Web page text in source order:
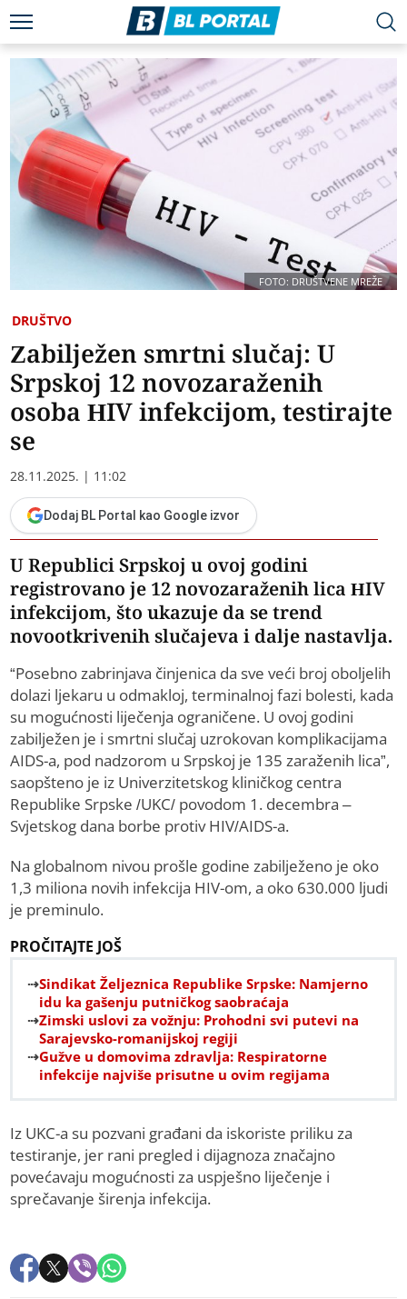
FOTO: DRUŠTVENE MREŽE
DRUŠTVO
Zabilježen smrtni slučaj: U
Srpskoj 12 novozaraženih
osoba HIV infekcijom, testirajte
se
28.11.2025. | 11:02
Dodaj BL Portal kao Google izvor
U Republici Srpskoj u ovoj godini
registrovano je 12 novozaraženih lica HIV
infekcijom, što ukazuje da se trend
novootkrivenih slučajeva i dalje nastavlja.
“Posebno zabrinjava činjenica da sve veći broj oboljelih
dolazi ljekaru u odmakloj, terminalnoj fazi bolesti, kada
su mogućnosti liječenja ograničene. U ovoj godini
zabilježen je i smrtni slučaj uzrokovan komplikacijama
AIDS-a, pod nadzorom u Srpskoj je 135 zaraženih lica”,
saopšteno je iz Univerzitetskog kliničkog centra
Republike Srpske /UKC/ povodom 1. decembra –
Svjetskog dana borbe protiv HIV/AIDS-a.
Na globalnom nivou prošle godine zabilježeno je oko
1,3 miliona novih infekcija HIV-om, a oko 630.000 ljudi
je preminulo.
PROČITAJTE JOŠ
Sindikat Željeznica Republike Srpske: Namjerno
idu ka gašenju putničkog saobraćaja
Zimski uslovi za vožnju: Prohodni svi putevi na
Sarajevsko-romanijskoj regiji
Gužve u domovima zdravlja: Respiratorne
infekcije najviše prisutne u ovim regijama
Iz UKC-a su pozvani građani da iskoriste priliku za
testiranje, jer rani pregled i dijagnoza značajno
povećavaju mogućnosti za uspješno liječenje i
sprečavanje širenja infekcija.